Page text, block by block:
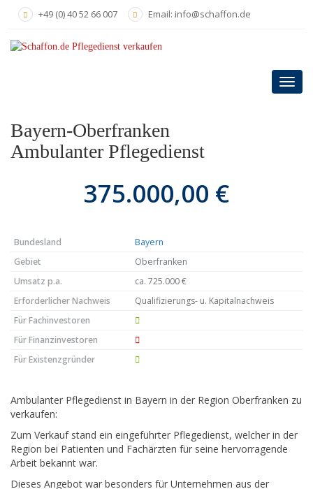
content
+49 (0) 40 52 66 007 Email: info@schaffon.de
Bayern-Oberfranken
Ambulanter Pflegedienst
375.000,00 €
Bundesland
Bayern
Gebiet
Oberfranken
Umsatz p.a.
ca. 725.000 €
Erforderlicher Nachweis
Qualifizierungs- u. Kapitalnachweis
Für Fachinvestoren
Für Finanzinvestoren
Für Existenzgründer
Ambulanter Pflegedienst in Bayern in der Region Oberfranken zu
verkaufen:
Zum Verkauf stand ein eingeführter Pflegedienst, welcher in der
Region bei Patienten und Fachärzten für seine hervorragende
Arbeit bekannt war.
Dieses Angebot war besonders für Unternehmen aus der